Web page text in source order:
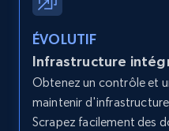
LinkedIn posts
URL, ID, User id, Use
text, Date posted, and
ÉVOLUTIF
Infrastructure
Obtenez un contrôle et
maintenir
Scrapez facilement des